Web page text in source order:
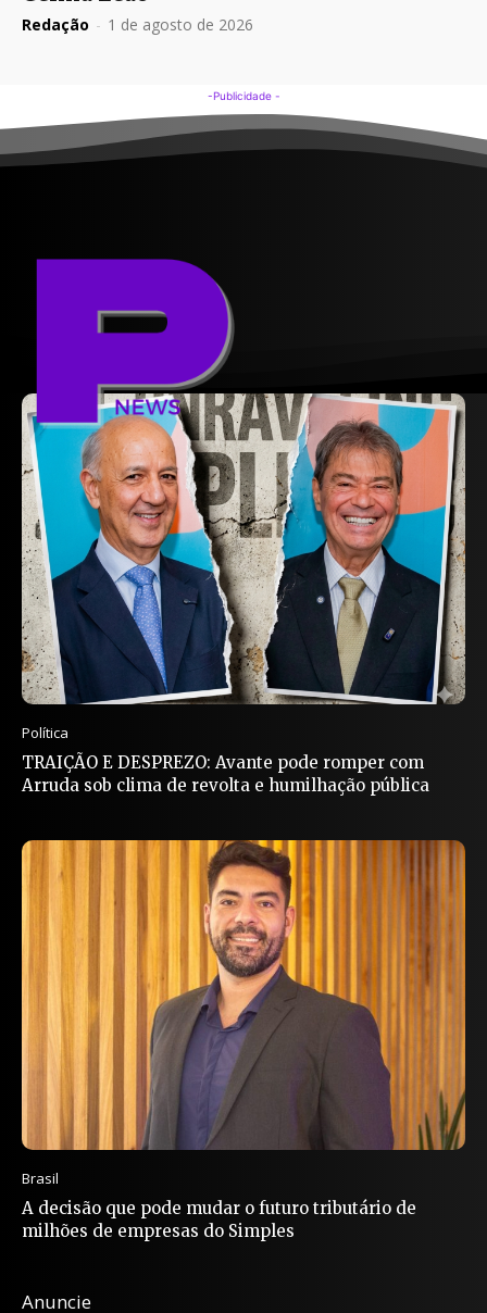
Redação - 1 de agosto de 2026
-Publicidade -
Política
TRAIÇÃO E DESPREZO: Avante pode romper com
Arruda sob clima de revolta e humilhação pública
Brasil
A decisão que pode mudar o futuro tributário de
milhões de empresas do Simples
Anuncie